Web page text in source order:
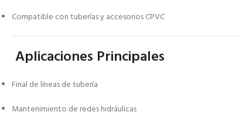
Compatible con tuberías y accesorios CPVC
Aplicaciones Principales
Final de líneas de tubería
Mantenimiento de redes hidráulicas